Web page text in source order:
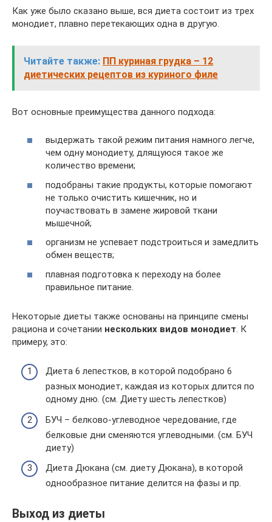
Как уже было сказано выше, вся диета состоит из трех
монодиет, плавно перетекающих одна в другую.
Читайте также: ПП куриная грудка – 12
диетических рецептов из куриного филе
Вот основные преимущества данного подхода:
выдержать такой режим питания намного легче,
чем одну монодиету, длящуюся такое же
количество времени;
подобраны такие продукты, которые помогают
не только очистить кишечник, но и
поучаствовать в замене жировой ткани
мышечной;
организм не успевает подстроиться и замедлить
обмен веществ;
плавная подготовка к переходу на более
правильное питание.
Некоторые диеты также основаны на принципе смены
рациона и сочетании нескольких видов монодиет . К
примеру, это:
Диета 6 лепестков, в которой подобрано 6
разных монодиет, каждая из которых длится по
одному дню. (см. Диету шесть лепестков)
БУЧ – белково-углеводное чередование, где
белковые дни сменяются углеводными. (см. БУЧ
диету)
Диета Дюкана (см. диету Дюкана), в которой
однообразное питание делится на фазы и пр.
Выход из диеты